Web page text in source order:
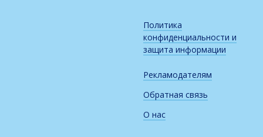
Политика
конфиденциальности и
защита информации
Рекламодателям
Обратная связь
О нас